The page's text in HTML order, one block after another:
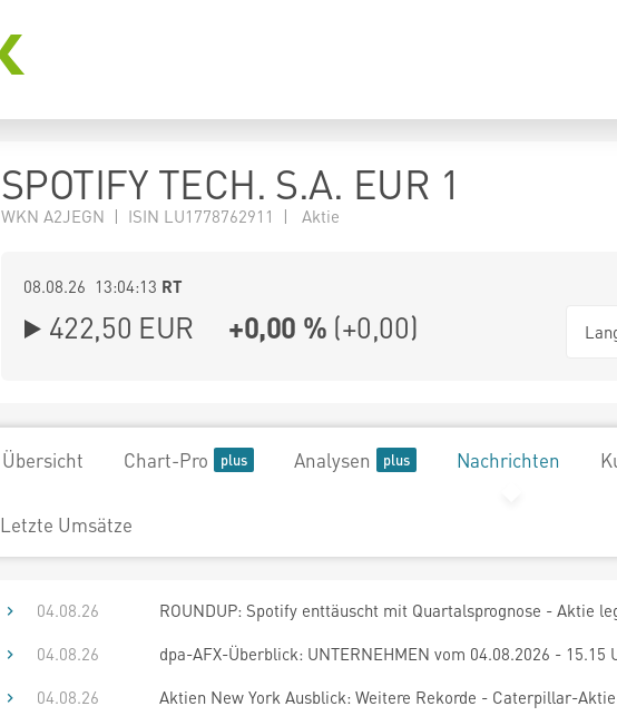
SPOTIFY TECH. S.A. EUR 1
WKN A2JEGN | ISIN LU1778762911 | Aktie
08.08.26 13:04:13 RT
422,50 EUR +0,00 % (+0,00)
Übersicht Chart-Pro Analysen Nachrichten
Letzte Umsätze
04.08.26
ROUNDUP: Spotify enttäuscht mit Quartalsprognose - Aktie
04.08.26
dpa-AFX-Überblick: UNTERNEHMEN vom 04.08.2026 - 15.15
04.08.26
Aktien New York Ausblick: Weitere Rekorde - Caterpillar-